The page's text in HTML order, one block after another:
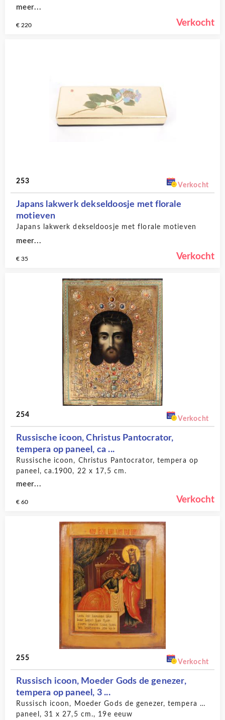
meer...
€ 220 Verkocht
253
Verkocht
Japans lakwerk dekseldoosje met florale
motieven
Japans lakwerk dekseldoosje met florale motieven
meer...
€ 35 Verkocht
254
Verkocht
Russische icoon, Christus Pantocrator,
tempera op paneel, ca ...
Russische icoon, Christus Pantocrator, tempera op
paneel, ca.1900, 22 x 17,5 cm.
meer...
€ 60 Verkocht
255
Verkocht
Russisch icoon, Moeder Gods de genezer,
tempera op paneel, 3 ...
Russisch icoon, Moeder Gods de genezer, tempera op
paneel, 31 x 27,5 cm., 19e eeuw